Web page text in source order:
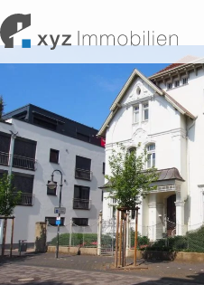
Inhalt
springen